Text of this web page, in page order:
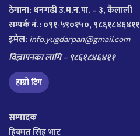
ठेगाना: धनगढी उ.म.न.पा. – ३, कैलाली
सम्पर्क नं.: ०९१-५९०१५०, ९८६१८४६४११
इमेल: info.yugdarpan@gmail.com
विज्ञापनका लागि – ९८६१८४६४११
हाम्रो टिम
सम्पादक
हिक्मत सिह भाट